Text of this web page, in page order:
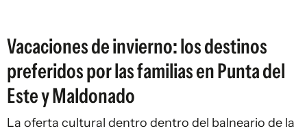
Vacaciones de invierno: los destinos
preferidos por las familias en Punta del
Este y Maldonado
La oferta cultural dentro dentro del balneario de la